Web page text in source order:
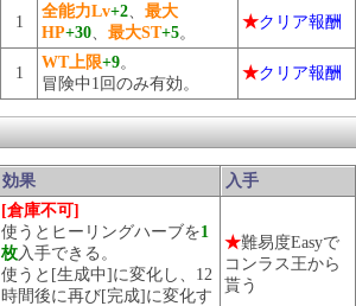
1
全能力Lv+2
最大
HP+30 最大ST+5。
★クリア報酬
1
WT上限+9。
冒険中1回のみ有効。
★クリア報酬
効果 入手
[倉庫不可]
使うとヒーリングハーブを1
枚 入手できる。
使うと[生成中]に変化し、12
時間後に再び[完成]に変化す
★難易度Easyで
コンラス王から
貰う